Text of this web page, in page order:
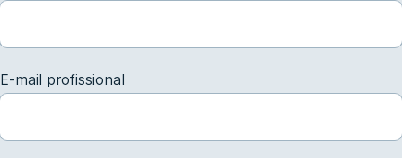
E-mail profissional